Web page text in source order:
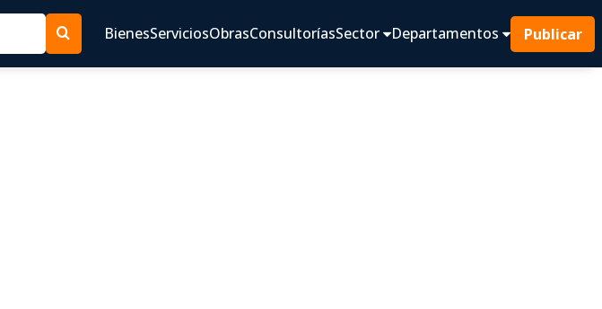
BienesServiciosObrasConsultoríasSector Departamentos Publicar